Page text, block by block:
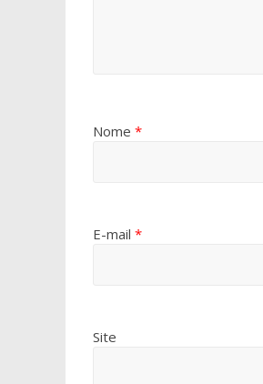
Nome *
E-mail *
Site